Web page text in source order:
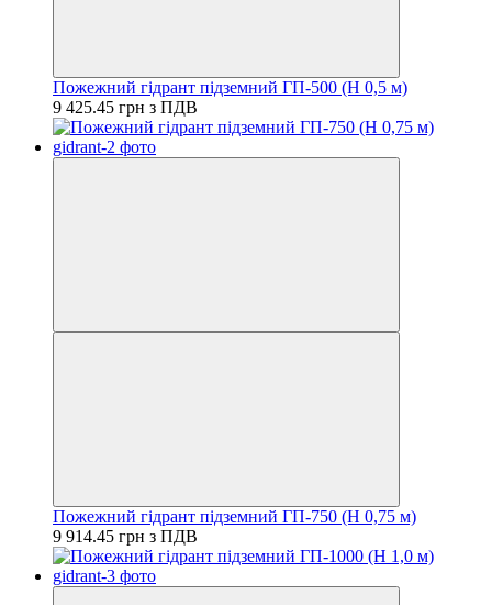
Пожежний гідрант підземний ГП-500 (H 0,5 м)
9 425.45 грн з ПДВ
Пожежний гідрант підземний ГП-750 (H 0,75 м)
9 914.45 грн з ПДВ